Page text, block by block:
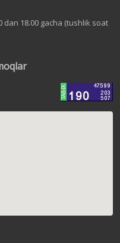
18.00 gacha (tushlik soat